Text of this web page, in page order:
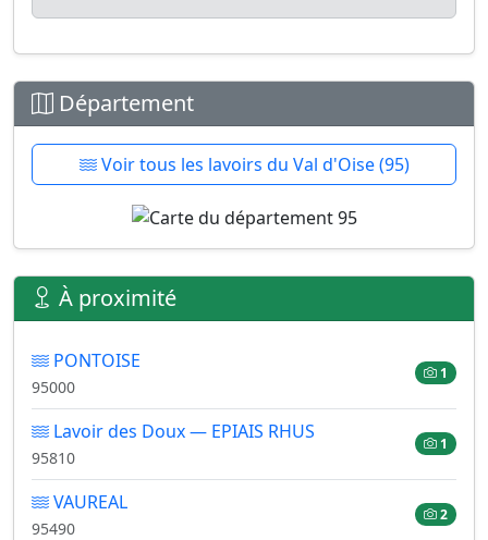
Département
Voir tous les lavoirs du Val d'Oise (95)
À proximité
PONTOISE
95000
1
Lavoir des Doux — EPIAIS RHUS
95810
1
VAUREAL
95490
2